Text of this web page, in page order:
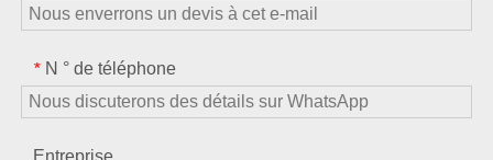
* N ° de téléphone
Entreprise